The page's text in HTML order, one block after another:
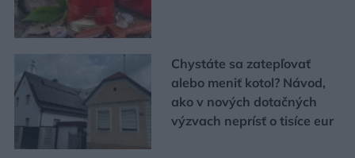
Chystáte sa zatepľovať
alebo meniť kotol? Návod,
ako v nových dotačných
výzvach neprísť o tisíce eur